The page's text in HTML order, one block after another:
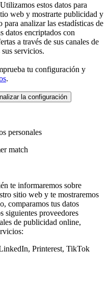
estos datos para
web y mostrarte publicidad y
analizar las estadísticas de
datos encriptados con
a través de sus canales de
servicios.
tu configuración y
.
la configuración
personales
match
te informaremos sobre
sitio web y te mostraremos
comparamos tus datos
siguientes proveedores
de publicidad online,
Printerest, TikTok